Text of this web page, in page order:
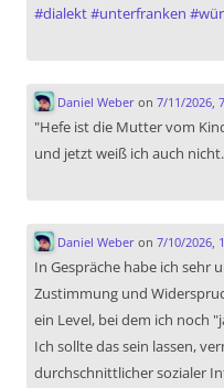
#dialekt#unterfranken #
Daniel Weberon 7/11/2026,
"Hefe ist die Mutter vom
und jetzt weiß ich auch nicht.
Daniel Weberon 7/10/2026,
In Gespräche habe ich sehr
Zustimmung und
ein Level, bei dem ich noch
Ich sollte das sein lassen,
durchschnittlicher sozialer